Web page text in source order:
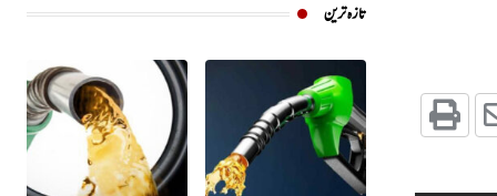
تازہ ترین